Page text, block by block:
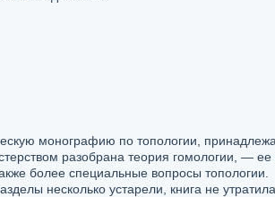
монографию по топологии,
разобрана теория гомологии, —
более специальные вопросы топологии.
несколько устарели, книга не